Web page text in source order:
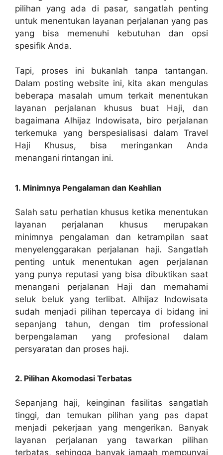
pilihan yang ada di pasar, sangatlah penting
untuk menentukan layanan perjalanan yang pas
yang bisa memenuhi kebutuhan dan opsi
spesifik Anda.
Tapi, proses ini bukanlah tanpa tantangan.
Dalam posting website ini, kita akan mengulas
beberapa masalah umum terkait menentukan
layanan perjalanan khusus buat Haji, dan
bagaimana Alhijaz Indowisata, biro perjalanan
terkemuka yang berspesialisasi dalam Travel
Haji Khusus, bisa meringankan Anda
menangani rintangan ini.
1. Minimnya Pengalaman dan Keahlian
Salah satu perhatian khusus ketika menentukan
layanan perjalanan khusus merupakan
minimnya pengalaman dan ketrampilan saat
menyelenggarakan perjalanan haji. Sangatlah
penting untuk menentukan agen perjalanan
yang punya reputasi yang bisa dibuktikan saat
menangani perjalanan Haji dan memahami
seluk beluk yang terlibat. Alhijaz Indowisata
sudah menjadi pilihan tepercaya di bidang ini
sepanjang tahun, dengan tim professional
berpengalaman yang profesional dalam
persyaratan dan proses haji.
2. Pilihan Akomodasi Terbatas
Sepanjang haji, keinginan fasilitas sangatlah
tinggi, dan temukan pilihan yang pas dapat
menjadi pekerjaan yang mengerikan. Banyak
layanan perjalanan yang tawarkan pilihan
terbatas, sehingga banyak jamaah mempunyai